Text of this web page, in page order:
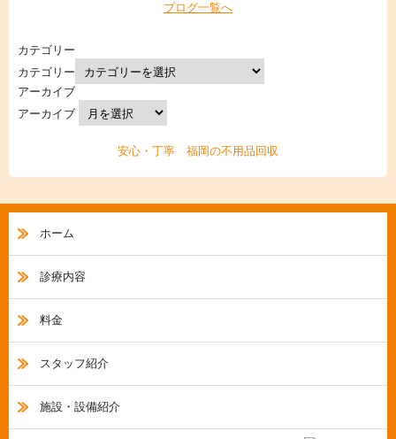
ブログ一覧へ
カテゴリー
カテゴリー
アーカイブ
アーカイブ
安心・丁寧 福岡の不用品回収
ホーム
診療内容
料金
スタッフ紹介
施設・設備紹介